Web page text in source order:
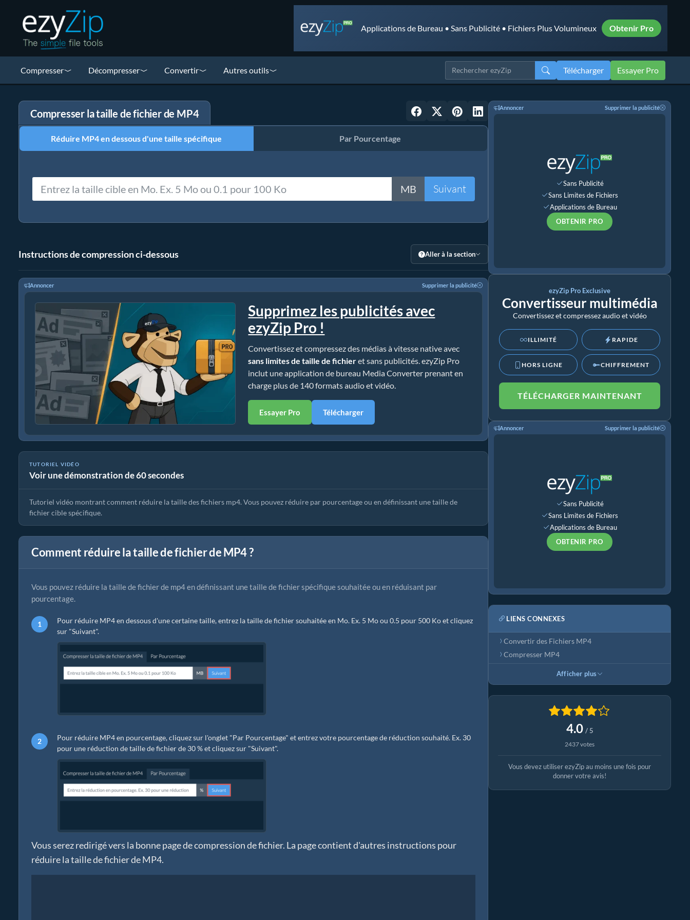
Applications de Bureau • Sans Publicité • Fichiers Plus Volumineux Obtenir Pro
Compresser Décompresser Convertir Autres outils Télécharger Essayer Pro
Compresser la taille de fichier de MP4
Réduire MP4 en dessous d'une taille spécifique Par Pourcentage
MB Suivant
Instructions de compression ci-dessous Aller à la section
Annoncer Supprimer la publicité
Supprimez les publicités avec
ezyZip Pro !
Convertissez et compressez des médias à vitesse native avec
sans limites de taille de fichieret sans publicités. ezyZip Pro
inclut une application de bureau Media Converter prenant en
charge plus de 140 formats audio et vidéo.
Essayer Pro Télécharger
TUTORIEL VIDÉO
Voir une démonstration de 60 secondes
Guide du Compresseur mp4 | Réduire la Taille des Fichiers mp4
Tutoriel vidéo montrant comment réduire la taille des fichiers mp4. Vous pouvez réduire par pourcentage ou en définissant une taille de
fichier cible spécifique.
Comment réduire la taille de fichier de MP4 ?
Vous pouvez réduire la taille de fichier de mp4 en définissant une taille de fichier spécifique souhaitée ou en réduisant par
pourcentage.
Pour réduire MP4 en dessous d'une certaine taille, entrez la taille de fichier souhaitée en Mo. Ex. 5 Mo ou 0.5 pour 500 Ko et cliquez
sur "Suivant".
Pour réduire MP4 en pourcentage, cliquez sur l'onglet "Par Pourcentage" et entrez votre pourcentage de réduction souhaité. Ex. 30
pour une réduction de taille de fichier de 30 % et cliquez sur "Suivant".
Vous serez redirigé vers la bonne page de compression de fichier. La page contient d'autres instructions pour
réduire la taille de fichier de MP4.
Annoncer Supprimer la publicité
Sans Publicité
Sans Limites de Fichiers
Applications de Bureau
OBTENIR PRO
ezyZip Pro Exclusive
Convertisseur multimédia
Convertissez et compressez audio et vidéo
ILLIMITÉ RAPIDE
HORS LIGNE CHIFFREMENT
TÉLÉCHARGER MAINTENANT
Annoncer Supprimer la publicité
Sans Publicité
Sans Limites de Fichiers
Applications de Bureau
OBTENIR PRO
LIENS CONNEXES
Convertir des Fichiers MP4
Compresser MP4
Afficher plus
4.0 / 5
2437 votes
Vous devez utiliser ezyZip au moins une fois pour
donner votre avis!